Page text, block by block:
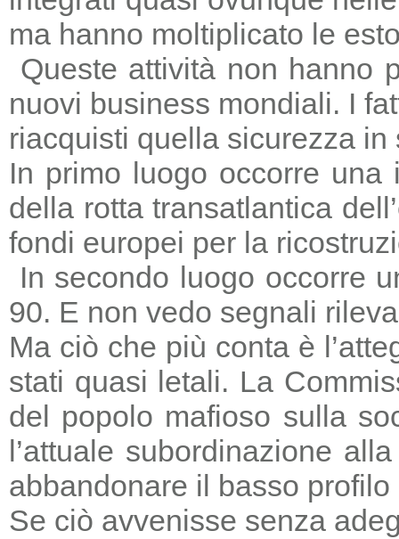
ma hanno moltiplicato le
Queste attività non hanno
nuovi business mondiali. I
riacquisti quella sicurezza
In primo luogo occorre
della rotta transatlantica
fondi europei per la
In secondo luogo occorre
90. E non vedo segnali
Ma ciò che più conta è
stati quasi letali. La
del popolo mafioso sulla
l’attuale subordinazione
abbandonare il basso
Se ciò avvenisse senza